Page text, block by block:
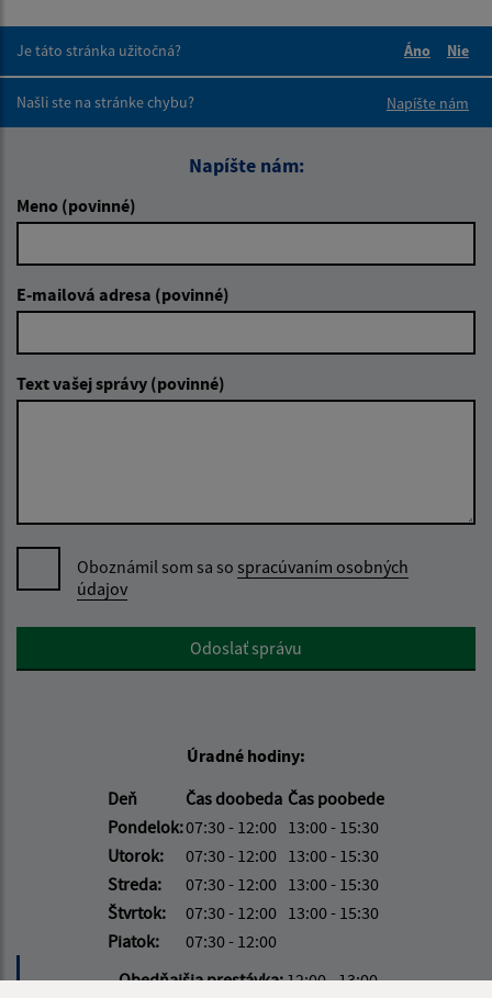
Je táto stránka užitočná?
Áno
Nie
Našli ste na stránke chybu?
Napíšte nám
Napíšte nám:
Meno (povinné)
E-mailová adresa (povinné)
Text vašej správy (povinné)
Oboznámil som sa so spracúvaním osobných
údajov
Google reCaptcha ResponseOdoslať správu
Úradné hodiny:
Deň
Čas doobeda Čas poobede
Pondelok:07:30 - 12:00 13:00 - 15:30
Utorok:
07:30 - 12:00 13:00 - 15:30
Streda:
07:30 - 12:00 13:00 - 15:30
Štvrtok:
07:30 - 12:00 13:00 - 15:30
Piatok:
07:30 - 12:00
Obedňajšia prestávka:12:00 - 13:00